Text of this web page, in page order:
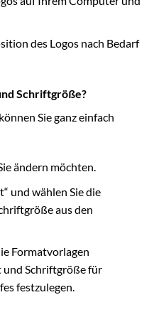
des Logos nach Bedarf
Schriftgröße?
Sie ganz einfach
ändern möchten.
und wählen Sie die
aus den
Formatvorlagen
und Schriftgröße für
festzulegen.